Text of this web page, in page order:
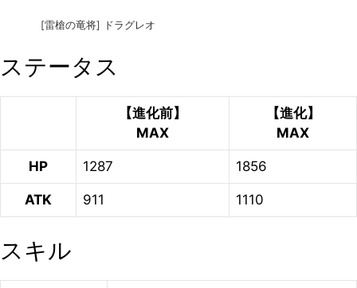
[雷槍の竜将] ドラグレオ
ステータス
【進化前】
MAX
【進化】
MAX
HP 1287 1856
ATK 911 1110
スキル